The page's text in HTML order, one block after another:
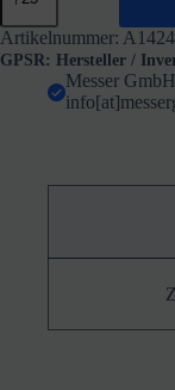
vz
o.M.
Artikelnummer: A1424
GPSR: Hersteller /
Messer